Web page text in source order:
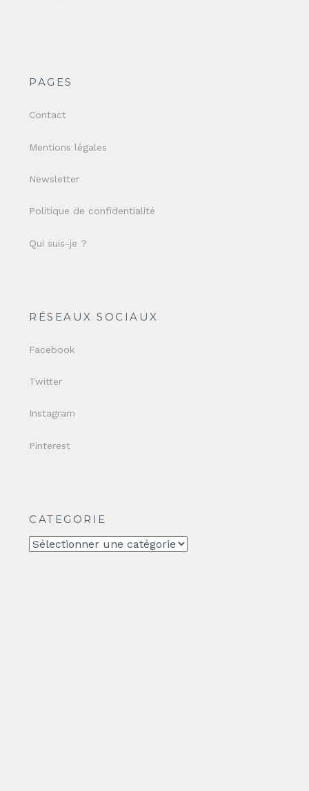
PAGES
Contact
Mentions légales
Newsletter
Politique de confidentialité
Qui suis-je ?
RÉSEAUX SOCIAUX
Facebook
Twitter
Instagram
Pinterest
CATEGORIE
CATEGORIE